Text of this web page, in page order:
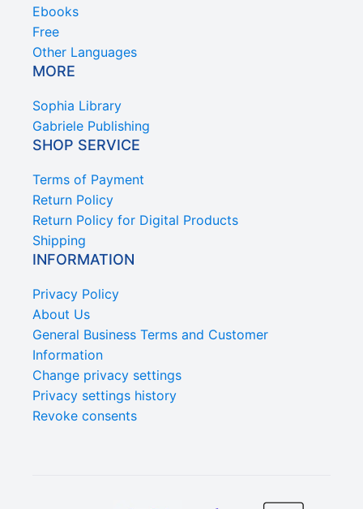
Ebooks
Free
Other Languages
MORE
Sophia Library
Gabriele Publishing
SHOP SERVICE
Terms of Payment
Return Policy
Return Policy for Digital Products
Shipping
INFORMATION
Privacy Policy
About Us
General Business Terms and Customer
Information
Change privacy settings
Privacy settings history
Revoke consents